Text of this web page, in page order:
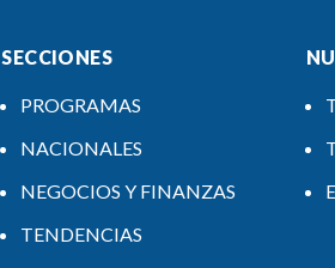
SECCIONES
PROGRAMAS
NACIONALES
NEGOCIOS Y FINANZAS
TENDENCIAS